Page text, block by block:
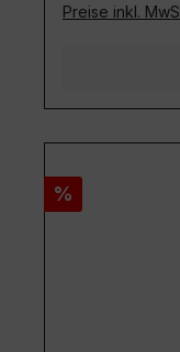
Preise inkl.
Rabatt
%